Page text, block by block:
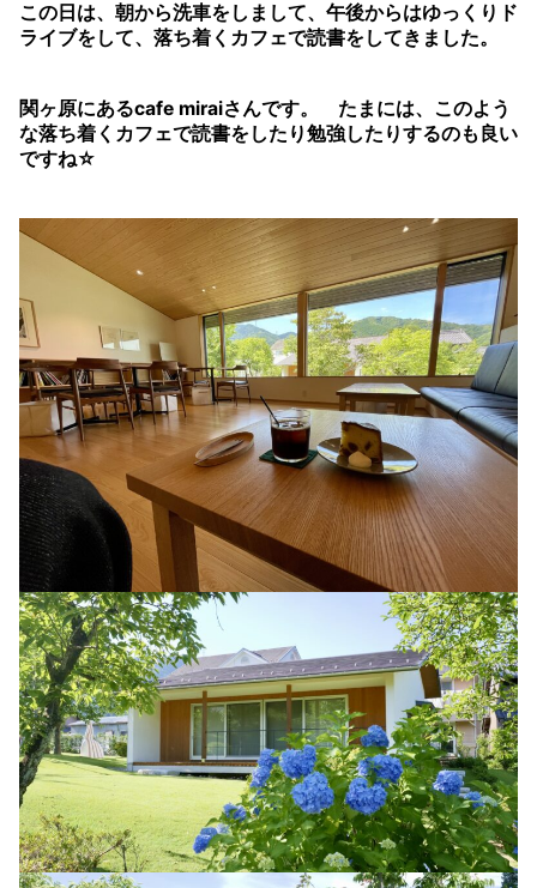
この日は、朝から洗車をしまして、午後からはゆっくりド
ライブをして、落ち着くカフェで読書をしてきました。
関ヶ原にあるcafe miraiさんです。 たまには、このよう
な落ち着くカフェで読書をしたり勉強したりするのも良い
ですね☆